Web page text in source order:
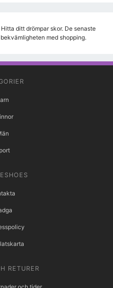
ditt drömpar skor. De senaste
med shopping.
RETURER